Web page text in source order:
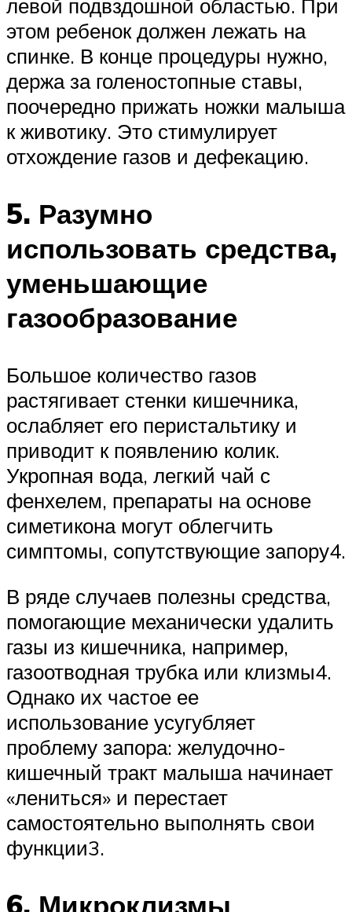
левой подвздошной областью. При
этом ребенок должен лежать на
спинке. В конце процедуры нужно,
держа за голеностопные ставы,
поочередно прижать ножки малыша
к животику. Это стимулирует
отхождение газов и дефекацию.
5. Разумно
использовать средства,
уменьшающие
газообразование
Большое количество газов
растягивает стенки кишечника,
ослабляет его перистальтику и
приводит к появлению колик.
Укропная вода, легкий чай с
фенхелем, препараты на основе
симетикона могут облегчить
симптомы, сопутствующие запору4.
В ряде случаев полезны средства,
помогающие механически удалить
газы из кишечника, например,
газоотводная трубка или клизмы4.
Однако их частое ее
использование усугубляет
проблему запора: желудочно-
кишечный тракт малыша начинает
«лениться» и перестает
самостоятельно выполнять свои
функции3.
6. Микроклизмы